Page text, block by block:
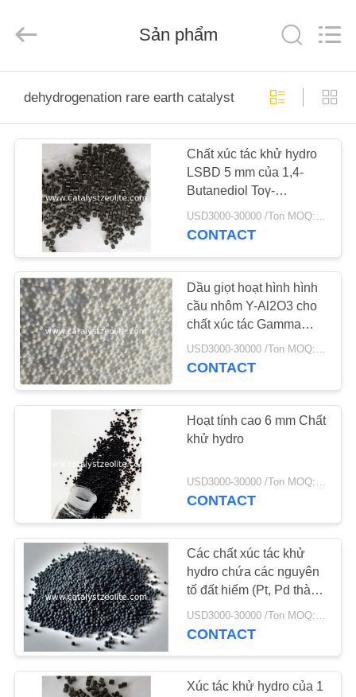
CHỦ
CÁC
SẢN
PHẨM
VỀ
CHÚNG
TÔI
THAM
QUAN
SOÁT
CHẤT
LƯỢNG
LIÊN
HỆ
CHÚNG
CO.,LTD.
Sản phẩm
dehydrogenation rare earth catalyst
Chất xúc tác khử hydro
LSBD 5 mm của 1,4-
Butanediol Toγ-
Butyrolactone
USD3000-30000 /Ton MOQ:1 kg
CONTACT
Dầu giọt hoạt hình hình
cầu nhôm Y-Al2O3 cho
chất xúc tác Gamma
Alumina
USD3000-30000 /Ton MOQ:1 kg
CONTACT
Hoạt tính cao 6 mm Chất
khử hydro
USD3000-30000 /Ton MOQ:1 kg
CONTACT
Các chất xúc tác khử
hydro chứa các nguyên
tố đất hiếm (Pt, Pd thành
phần hoạt tính) để làm
sạch CO2
CONTACT
Xúc tác khử hydro của 1